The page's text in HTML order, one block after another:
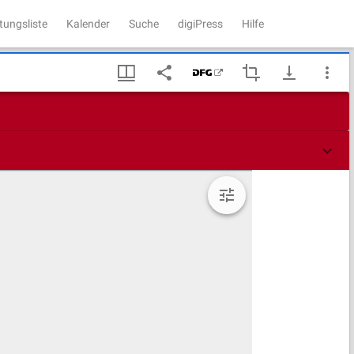
Kalender Suche digiPress Hilfe